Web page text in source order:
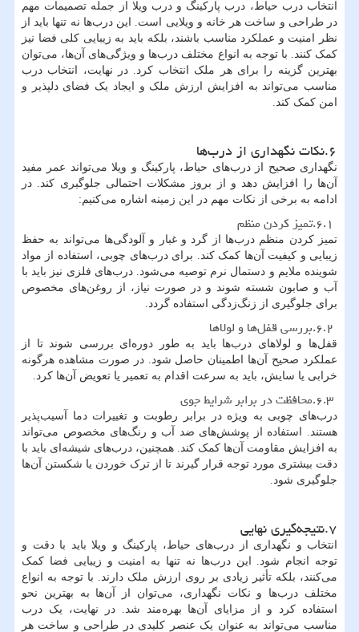
انتخاب درب حیاط، درب پارکینگ و درب ویلا از جمله تصمیمات مهم
در طراحی و ساخت هر خانه و ویلایی است. این درب‌ها نه تنها باید از
نظر امنیت و عملکرد مناسب باشند، بلکه باید به زیبایی کلی فضا نیز
کمک کنند. با توجه به انواع مختلف درب‌ها و ویژگی‌های آن‌ها، می‌توان
بهترین گزینه را برای هر ملک انتخاب کرد. در نهایت، انتخاب درب
مناسب می‌تواند به افزایش ارزش ملک و ایجاد یک فضای دلپذیر و
امن کمک کند.
۶.نکات نگهداری از درب‌ها
نگهداری صحیح از درب‌های حیاط، پارکینگ و ویلا می‌تواند عمر مفید
آن‌ها را افزایش دهد و از بروز مشکلات احتمالی جلوگیری کند. در
ادامه به برخی از نکات مهم در این زمینه اشاره می‌کنیم:
۶.۱.تمیز کردن منظم
تمیز کردن منظم درب‌ها از گرد و غبار و آلودگی‌ها می‌تواند به حفظ
زیبایی و کیفیت آن‌ها کمک کند. برای درب‌های چوبی، استفاده از مواد
شوینده ملایم و دستمال نرم توصیه می‌شود. درب‌های فلزی نیز باید با
آب و صابون شسته شوند و در صورت نیاز، از روغن‌های مخصوص
برای جلوگیری از زنگ‌زدگی استفاده گردد.
۶.۲.بررسی قفل‌ها و لولاها
قفل‌ها و لولاهای درب‌ها باید به طور دوره‌ای بررسی شوند تا از
عملکرد صحیح آن‌ها اطمینان حاصل شود. در صورت مشاهده هرگونه
خرابی یا سایش، باید به سرعت اقدام به تعمیر یا تعویض آن‌ها کرد.
۶.۳.محافظت در برابر شرایط جوی
درب‌های چوبی به ویژه در برابر رطوبت و تغییرات دما آسیب‌پذیر
هستند. استفاده از پوشش‌های ضد آب و رنگ‌های مخصوص می‌تواند
به افزایش مقاومت آن‌ها کمک کند. همچنین، درب‌های شیشه‌ای باید با
دقت بیشتری مورد توجه قرار گیرند تا از ترک خوردن یا شکستن آن‌ها
جلوگیری شود.
۷.نتیجه‌گیری نهایی
انتخاب و نگهداری از درب‌های حیاط، پارکینگ و ویلا باید با دقت و
توجه انجام شود. این درب‌ها نه تنها به امنیت و زیبایی فضا کمک
می‌کنند، بلکه تأثیر زیادی بر روی ارزش ملک دارند. با توجه به انواع
مختلف درب‌ها و نکات نگهداری، می‌توان از آن‌ها به بهترین نحو
استفاده کرد و از مزایای آن‌ها بهره‌مند شد. در نهایت، یک درب
مناسب می‌تواند به عنوان یک عنصر کلیدی در طراحی و ساخت هر